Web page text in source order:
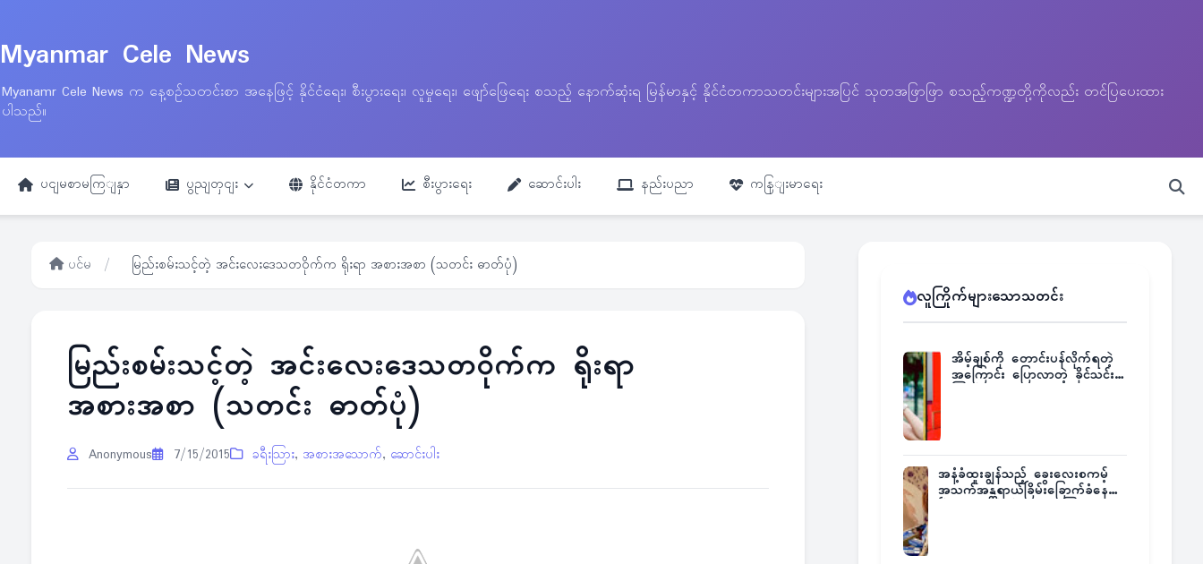
Myanmar Cele News
Myanamr Cele News က နေ့စဉ်သတင်းစာ အနေဖြင့် နိုင်ငံရေး၊ စီးပွားရေး၊ လူမှုရေး၊ ဖျော်ဖြေရေး စသည့် နောက်ဆုံးရ မြန်မာနှင့် နိုင်ငံတကာသတင်းများအပြင် သုတအဖြာဖြာ စသည့်ကဏ္ဍတို့ကိုလည်း တင်ပြပေးထား
ပါသည်။
ပငျမစာမကြျနှာ ပွညျတှငျး နိုင်ငံတကာ စီးပွားရေး ဆောင်းပါး နည်းပညာ ကနြျးမာရေး
ပင်မ / မြည်းစမ်းသင့်တဲ့ အင်းလေးဒေသတဝိုက်က ရိုးရာ အစားအစာ (သတင်း ဓာတ်ပုံ)
မြည်းစမ်းသင့်တဲ့ အင်းလေးဒေသတဝိုက်က ရိုးရာ
အစားအစာ (သတင်း ဓာတ်ပုံ)
Anonymous 7/15/2015 ခရီးသြား, အစားအသောက်, ဆောင်းပါး
လူကြိုက်များသောသတင်း
အိမ့်ချစ်ကို တောင်းပန်လိုက်ရတဲ့
အကြောင်း ပြောလာတဲ့ ခိုင်သင်း
အနံ့ခံထူးချွန်သည့် ခွေးလေးစကမ့်
အသက်အန္တရာယ်ခြိမ်းခြောက်ခံနေရ